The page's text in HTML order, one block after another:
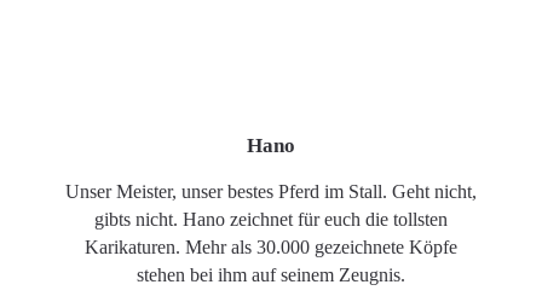
Hano
Unser Meister, unser bestes Pferd im Stall. Geht nicht,
gibts nicht. Hano zeichnet für euch die tollsten
Karikaturen. Mehr als 30.000 gezeichnete Köpfe
stehen bei ihm auf seinem Zeugnis.